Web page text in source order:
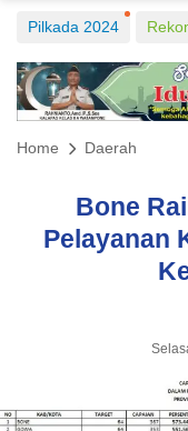
Pilkada 2024
Home Daerah
Bone
Pelayanan